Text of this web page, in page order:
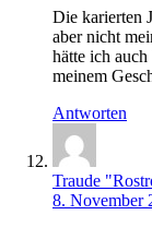
Die karierten
aber nicht
hätte ich
meinem
Antworten
Traude
8. November